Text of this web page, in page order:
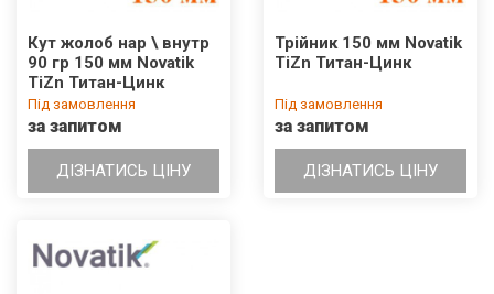
Кут жолоб нар \ внутр
90 гр 150 мм Novatik
TiZn Титан-Цинк
Під замовлення
за запитом
ДІЗНАТИСЬ ЦІНУ
Трійник 150 мм Novatik
TiZn Титан-Цинк
Під замовлення
за запитом
ДІЗНАТИСЬ ЦІНУ